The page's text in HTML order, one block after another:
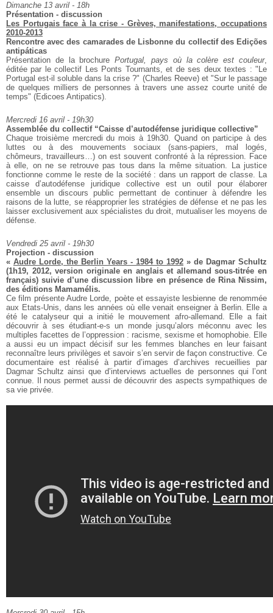
Dimanche 13 avril - 18h
Présentation - discussion
Les Portugais face à la crise - Grèves, manifestations, occupations
2010-2013
Rencontre avec des camarades de Lisbonne du collectif des Edições
antipáticas
Présentation de la brochurePortugal, pays où la colère est couleur,
éditée par le collectif Les Ponts Tournants, et de ses deux textes : "Le
Portugal est-il soluble dans la crise ?" (Charles Reeve) et "Sur le passage
de quelques milliers de personnes à travers une assez courte unité de
temps" (Edicoes Antipatics).
Mercredi 16 avril - 19h30
Assemblée du collectif “Caisse d’autodéfense juridique collective”
Chaque troisième mercredi du mois à 19h30. Quand on participe à des
luttes ou à des mouvements sociaux (sans-papiers, mal logés,
chômeurs, travailleurs…) on est souvent confronté à larépression. Face
à elle, on ne se retrouve pas tous dans la mêmesituation. La justice
fonctionne comme le reste de la société : dans un rapport de classe. La
caisse d’autodéfense juridique collective est un outil pour élaborer
ensemble un discours public permettant de continuer àdéfendre les
raisons de la lutte, se réapproprier les stratégies de défense et ne pas les
laisser exclusivement aux spécialistes du droit, mutualiser les moyens de
défense.
Vendredi 25 avril - 19h30
Projection - discussion
« Audre Lorde, the Berlin Years - 1984 to 1992 » de Dagmar Schultz
(1h19, 2012, version originale en anglais et allemand sous-titrée en
français) suivie d’une discussion libre en présence de Rina Nissim,
des éditions Mamamélis.
Ce film présente Audre Lorde, poète et essayiste lesbienne de renommée
aux Etats-Unis, dans les années où elle venait enseigner à Berlin. Elle a
été le catalyseur qui a initié le mouvement afro-allemand. Elle a fait
découvrir à ses étudiant-e-s un monde jusqu’alors méconnu avec les
multiples facettes de l’oppression : racisme, sexisme et homophobie. Elle
a aussi eu un impact décisif sur les femmes blanches en leur faisant
reconnaître leurs privilèges et savoir s’en servir de façon constructive. Ce
documentaire est réalisé à partir d’images d’archives recueillies par
Dagmar Schultz ainsi que d’interviews actuelles de personnes qui l’ont
connue. Il nous permet aussi de découvrir des aspects sympathiques de
sa vie privée.